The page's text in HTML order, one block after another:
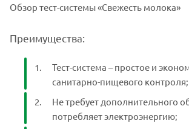
Обзор тест-системы «Свежесть молока»
Преимущества:
Тест-система – простое и
санитарно-пищевого контроля;
Не требует дополнительного
потребляет электроэнергию;